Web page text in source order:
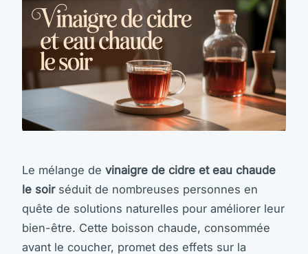
Le mélange de vinaigre de cidre et eau chaude
le soirséduit de nombreuses personnes en
quête de solutions naturelles pour améliorer leur
bien-être. Cette boisson chaude, consommée
avant le coucher, promet des effets sur la